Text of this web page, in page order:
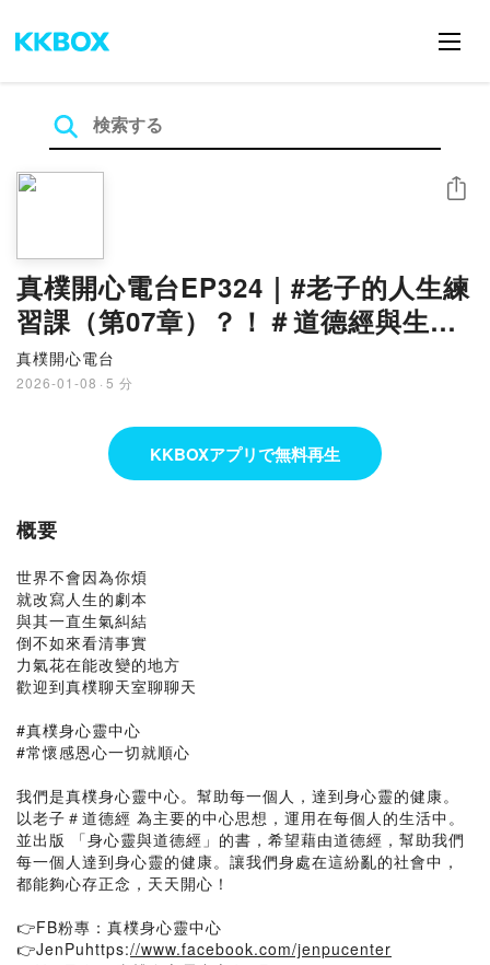
真樸開心電台EP324｜#老子的人生練
習課（第07章）？！＃道德經與生活
＃小故事大啟示
真樸開心電台
2026-01-08 · 5 分
シェア
KKBOXアプリで無料再生
概要
世界不會因為你煩
就改寫人生的劇本
與其一直生氣糾結
倒不如來看清事實
力氣花在能改變的地方
歡迎到真樸聊天室聊聊天
#真樸身心靈中心
#常懷感恩心一切就順心
我們是真樸身心靈中心。幫助每一個人，達到身心靈的健康。
以老子＃道德經 為主要的中心思想，運用在每個人的生活中。
並出版 「身心靈與道德經」的書，希望藉由道德經，幫助我們
每一個人達到身心靈的健康。讓我們身處在這紛亂的社會中，
都能夠心存正念，天天開心！
👉FB粉專：真樸身心靈中心
👉JenPuhttps://www.facebook.com/jenpucenter